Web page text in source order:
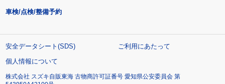
車検/点検/整備予約
安全データシート(SDS)
ご利用にあたって
個人情報について
株式会社 スズキ自販東海 古物商許可証番号 愛知県公安委員会 第